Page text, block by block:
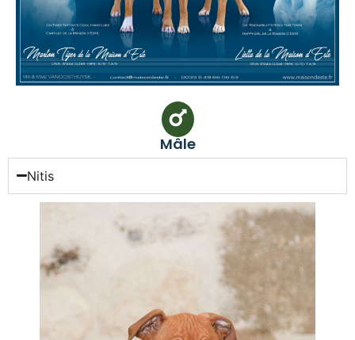
Mâle
Nitis